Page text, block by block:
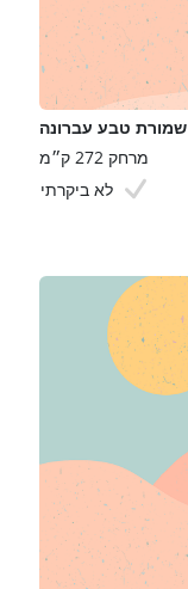
שמורת טבע עברונה
מרחק 272 ק״מ
לא ביקרתי